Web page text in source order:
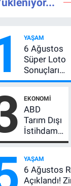
YAŞAM
6 Ağustos
Süper Loto
Sonuçları
Açıklandı!
TL’lik Çekiliş
EKONOMI
ABD
Tarım Dışı
İstihdam
Verisi
Nasıl
Etkiler?
YAŞAM
6 Ağustos
Açıklandı!